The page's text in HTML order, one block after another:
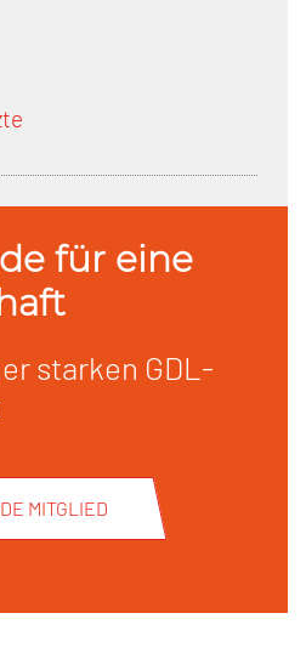
für eine
starken GDL-
MITGLIED